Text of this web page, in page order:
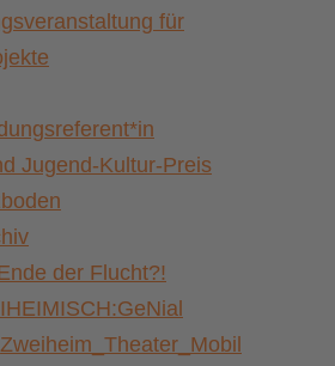
für
Jugend-Kultur-Preis
der Flucht?!
Zweiheim_Theater_Mobil